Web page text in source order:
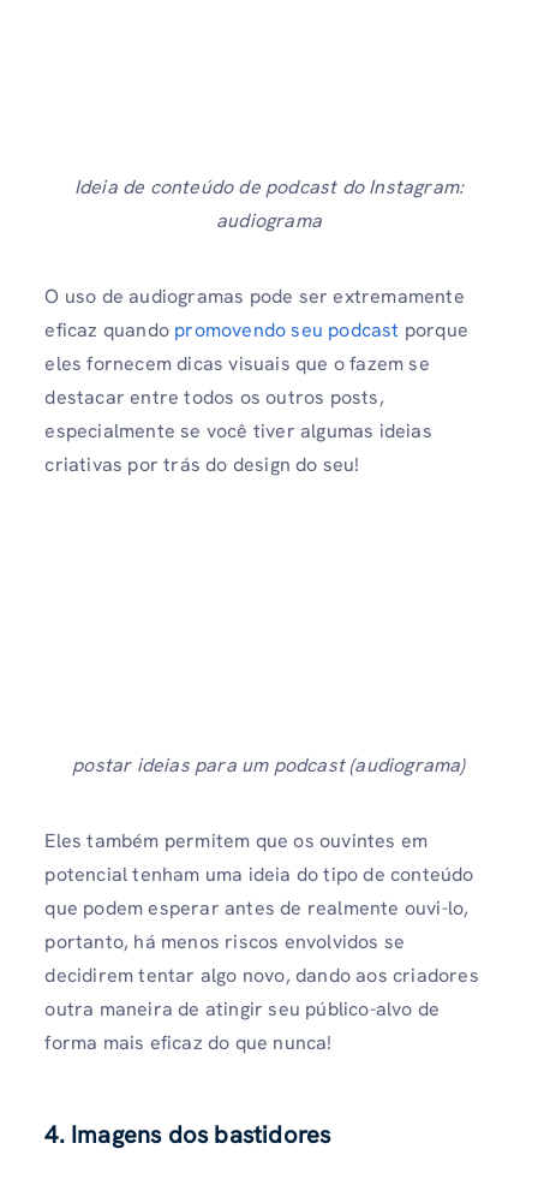
Ideia de conteúdo de podcast do Instagram:
audiograma
O uso de audiogramas pode ser extremamente
eficaz quando promovendo seu podcast porque
eles fornecem dicas visuais que o fazem se
destacar entre todos os outros posts,
especialmente se você tiver algumas ideias
criativas por trás do design do seu!
postar ideias para um podcast (audiograma)
Eles também permitem que os ouvintes em
potencial tenham uma ideia do tipo de conteúdo
que podem esperar antes de realmente ouvi-lo,
portanto, há menos riscos envolvidos se
decidirem tentar algo novo, dando aos criadores
outra maneira de atingir seu público-alvo de
forma mais eficaz do que nunca!
4. Imagens dos bastidores